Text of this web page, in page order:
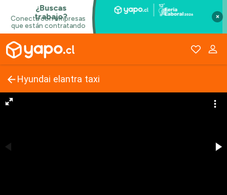
×
Hyundai elantra taxi